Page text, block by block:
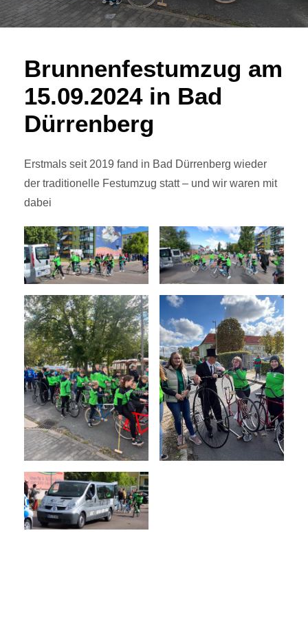
Brunnenfestumzug am
15.09.2024 in Bad
Dürrenberg
Erstmals seit 2019 fand in Bad Dürrenberg wieder
der traditionelle Festumzug statt – und wir waren mit
dabei